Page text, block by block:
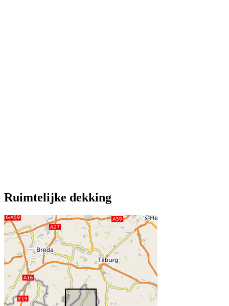
Ruimtelijke dekking